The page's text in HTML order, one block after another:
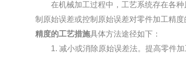
在机械加工过程中，工艺系统存在各种
制原始误差或控制原始误差对零件加工精
精度的工艺措施具体方法途径如下：
1. 减小或消除原始误差法。提高零件加